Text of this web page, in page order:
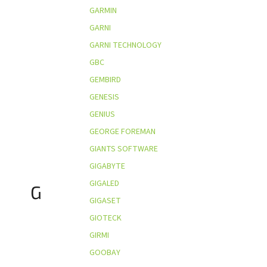
G
GARMIN
GARNI
GARNI TECHNOLOGY
GBC
GEMBIRD
GENESIS
GENIUS
GEORGE FOREMAN
GIANTS SOFTWARE
GIGABYTE
GIGALED
GIGASET
GIOTECK
GIRMI
GOOBAY